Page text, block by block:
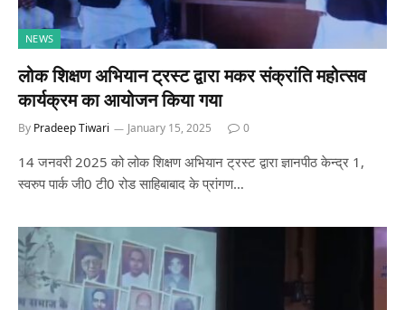
NEWS
लोक शिक्षण अभियान ट्रस्ट द्वारा मकर संक्रांति महोत्सव
कार्यक्रम का आयोजन किया गया
By Pradeep Tiwari January 15, 2025 0
14 जनवरी 2025 को लोक शिक्षण अभियान ट्रस्ट द्वारा ज्ञानपीठ केन्द्र 1,
स्वरुप पार्क जी0 टी0 रोड साहिबाबाद के प्रांगण…